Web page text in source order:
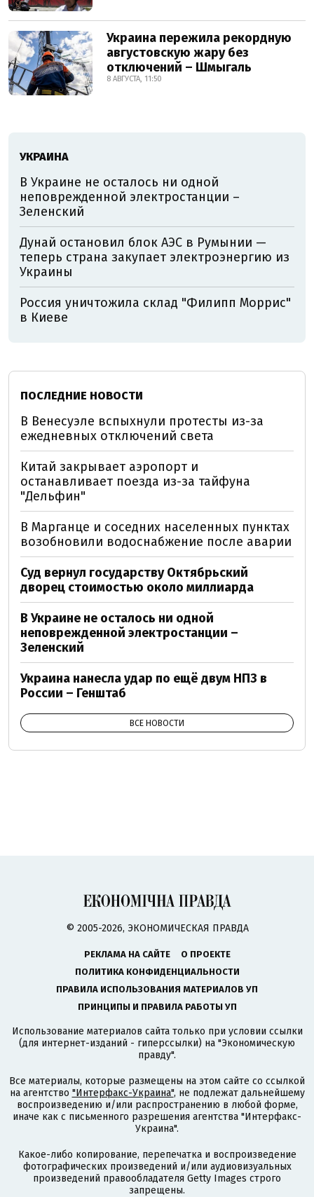
Украина пережила рекордную
августовскую жару без
отключений – Шмыгаль
8 АВГУСТА, 11:50
УКРАИНА
В Украине не осталось ни одной
неповрежденной электростанции –
Зеленский
Дунай остановил блок АЭС в Румынии —
теперь страна закупает электроэнергию из
Украины
Россия уничтожила склад "Филипп Моррис"
в Киеве
ПОСЛЕДНИЕ НОВОСТИ
В Венесуэле вспыхнули протесты из-за
ежедневных отключений света
Китай закрывает аэропорт и
останавливает поезда из-за тайфуна
"Дельфин"
В Марганце и соседних населенных пунктах
возобновили водоснабжение после аварии
Суд вернул государству Октябрьский
дворец стоимостью около миллиарда
В Украине не осталось ни одной
неповрежденной электростанции –
Зеленский
Украина нанесла удар по ещё двум НПЗ в
России – Генштаб
ВСЕ НОВОСТИ
© 2005-2026, ЭКОНОМИЧЕСКАЯ ПРАВДА
РЕКЛАМА НА САЙТЕ
О ПРОЕКТЕ
ПОЛИТИКА КОНФИДЕНЦИАЛЬНОСТИ
ПРАВИЛА ИСПОЛЬЗОВАНИЯ МАТЕРИАЛОВ УП
ПРИНЦИПЫ И ПРАВИЛА РАБОТЫ УП
Использование материалов сайта только при условии ссылки
(для интернет-изданий - гиперссылки) на "Экономическую
правду".
Все материалы, которые размещены на этом сайте со ссылкой
на агентство "Интерфакс-Украина", не подлежат дальнейшему
воспроизведению и/или распространению в любой форме,
иначе как с письменного разрешения агентства "Интерфакс-
Украина".
Какое-либо копирование, перепечатка и воспроизведение
фотографических произведений и/или аудиовизуальных
произведений правообладателя Getty Images строго
запрещены.